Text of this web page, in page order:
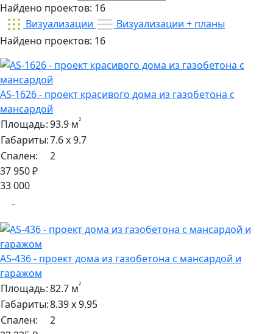
Найдено проектов: 16
Визуализации
Визуализации + планы
Найдено проектов: 16
AS-1626 - проект красивого дома из газобетона с
мансардой
Площадь:93.9 м²
Габариты:7.6 х 9.7
Спален:
2
37 950 ₽
33 000
AS-436 - проект дома из газобетона с мансардой и
гаражом
Площадь:82.7 м²
Габариты:8.39 х 9.95
Спален:
2